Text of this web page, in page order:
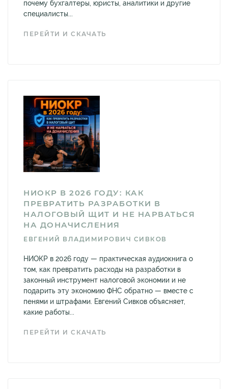
почему бухгалтеры, юристы, аналитики и другие
специалисты...
ПЕРЕЙТИ И СКАЧАТЬ
НИОКР В 2026 ГОДУ: КАК
ПРЕВРАТИТЬ РАЗРАБОТКИ В
НАЛОГОВЫЙ ЩИТ И НЕ НАРВАТЬСЯ
НА ДОНАЧИСЛЕНИЯ
ЕВГЕНИЙ ВЛАДИМИРОВИЧ СИВКОВ
НИОКР в 2026 году — практическая аудиокнига о
том, как превратить расходы на разработки в
законный инструмент налоговой экономии и не
подарить эту экономию ФНС обратно — вместе с
пенями и штрафами. Евгений Сивков объясняет,
какие работы...
ПЕРЕЙТИ И СКАЧАТЬ